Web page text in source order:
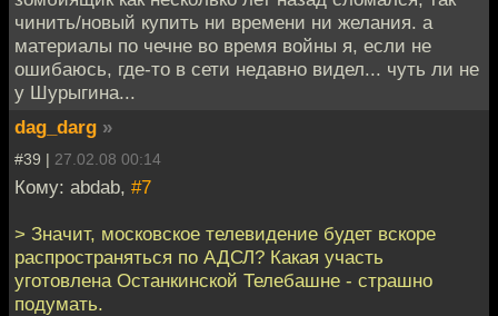
чинить/новый купить ни времени ни желания. а
материалы по чечне во время войны я, если не
ошибаюсь, где-то в сети недавно видел... чуть ли не
у Шурыгина...
dag_darg »
#39 | 27.02.08 00:14
Кому: abdab, #7
> Значит, московское телевидение будет вскоре
распространяться по АДСЛ? Какая участь
уготовлена Останкинской Телебашне - страшно
подумать.